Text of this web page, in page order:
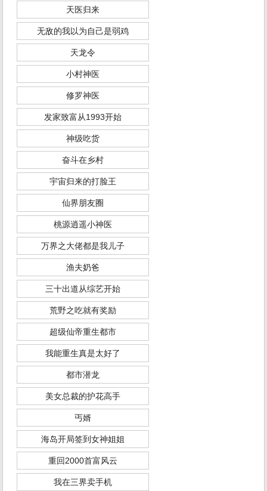
天医归来
无敌的我以为自己是弱鸡
天龙令
小村神医
修罗神医
发家致富从1993开始
神级吃货
奋斗在乡村
宇宙归来的打脸王
仙界朋友圈
桃源逍遥小神医
万界之大佬都是我儿子
渔夫奶爸
三十出道从综艺开始
荒野之吃就有奖励
超级仙帝重生都市
我能重生真是太好了
都市潜龙
美女总裁的护花高手
丐婿
海岛开局签到女神姐姐
重回2000首富风云
我在三界卖手机